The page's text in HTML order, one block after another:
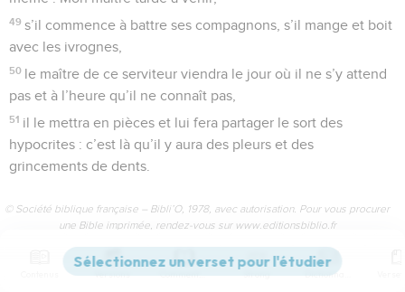
49 s’il commence à battre ses compagnons, s’il mange et boit
avec les ivrognes,
50 le maître de ce serviteur viendra le jour où il ne s’y attend
pas et à l’heure qu’il ne connaît pas,
51 il le mettra en pièces et lui fera partager le sort des
hypocrites : c’est là qu’il y aura des pleurs et des
grincements de dents.
© Société biblique française – Bibli’O, 1978, avec autorisation. Pour vous procurer
une Bible imprimée, rendez-vous sur www.editionsbiblio.fr
Versions Commentaires Strong